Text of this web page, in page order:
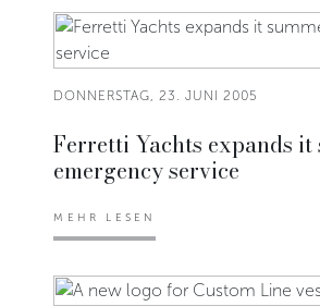
DONNERSTAG, 23. JUNI 2005
Ferretti Yachts expands it
emergency service
MEHR LESEN